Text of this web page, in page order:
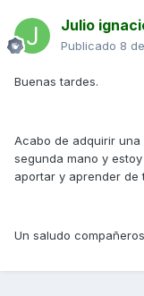
Julio
Publicado 8
Buenas tardes.
Acabo de adquirir una
segunda mano y
aportar y aprender de
Un saludo compañeros